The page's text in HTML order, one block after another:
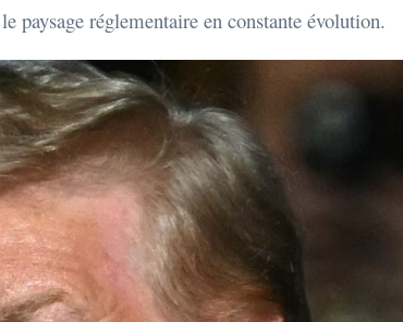
paysage réglementaire en constante évolution.